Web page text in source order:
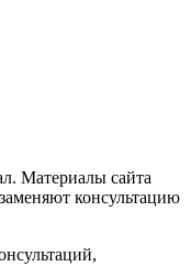
Материалы сайта
консультацию